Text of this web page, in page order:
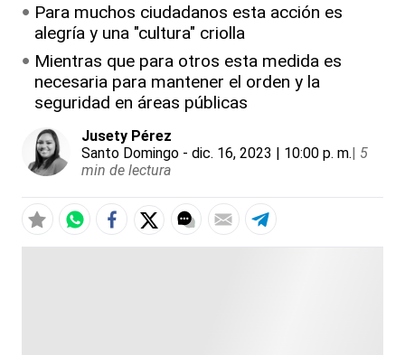
Para muchos ciudadanos esta acción es
alegría y una "cultura" criolla
Mientras que para otros esta medida es
necesaria para mantener el orden y la
seguridad en áreas públicas
Jusety Pérez
Santo Domingo - dic. 16, 2023 | 10:00 p. m.| 5
min de lectura